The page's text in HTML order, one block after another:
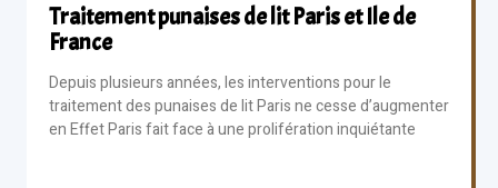
Traitement punaises de lit Paris et Ile de
France
Depuis plusieurs années, les interventions pour le
traitement des punaises de lit Paris ne cesse d’augmenter
en Effet Paris fait face à une prolifération inquiétante